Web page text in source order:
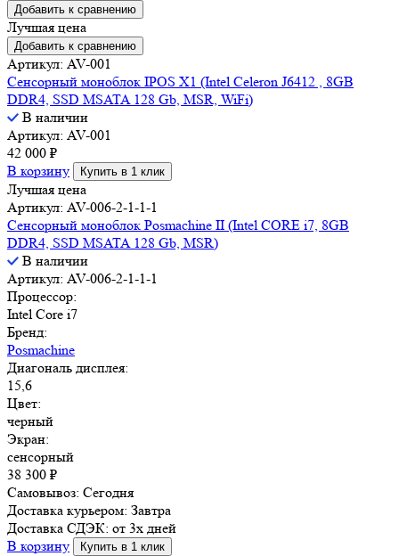
Добавить к сравнению
Лучшая цена
Добавить к сравнению
Артикул: AV-001
Сенсорный моноблок IPOS X1 (Intel Celeron J6412 , 8GB
DDR4, SSD MSATA 128 Gb, MSR, WiFi)
В наличии
Артикул: AV-001
42 000 ₽
В корзину
Купить в 1 клик
Лучшая цена
Артикул: AV-006-2-1-1-1
Сенсорный моноблок Posmachine II (Intel CORE i7, 8GB
DDR4, SSD MSATA 128 Gb, MSR)
В наличии
Артикул: AV-006-2-1-1-1
Процессор:
Intel Core i7
Бренд:
Posmachine
Диагональ дисплея:
15,6
Цвет:
черный
Экран:
сенсорный
38 300 ₽
Самовывоз: Сегодня
Доставка курьером: Завтра
Доставка СДЭК: от 3х дней
В корзину
Купить в 1 клик